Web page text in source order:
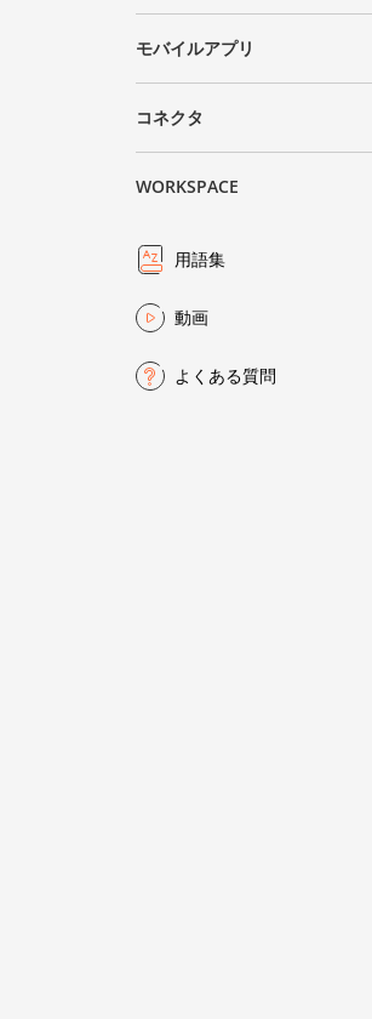
モバイルアプリ
コネクタ
WORKSPACE
用語集
動画
よくある質問